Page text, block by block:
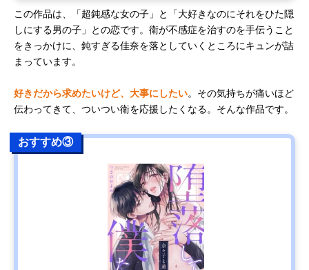
この作品は、「超鈍感な女の子」と「大好きなのにそれをひた隠
しにする男の子」との恋です。衛が不感症を治すのを手伝うこと
をきっかけに、鈍すぎる佳奈を落としていくところにキュンが詰
まっています。
好きだから求めたいけど、大事にしたい。その気持ちが痛いほど
伝わってきて、ついつい衛を応援したくなる。そんな作品です。
おすすめ③